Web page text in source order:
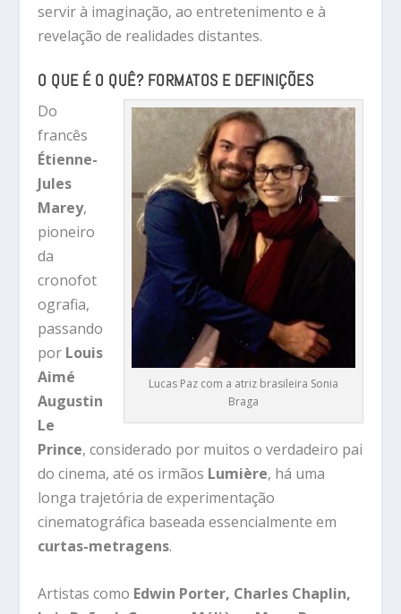
servir à imaginação, ao entretenimento e à
revelação de realidades distantes.
O QUE É O QUÊ? FORMATOS E DEFINIÇÕES
Lucas Paz com a atriz brasileira Sonia
Braga
Do
francês
Étienne-
Jules
Marey,
pioneiro
da
cronofot
ografia,
passando
por Louis
Aimé
Augustin
Le
Prince, considerado por muitos o verdadeiro pai
do cinema, até os irmãos Lumière, há uma
longa trajetória de experimentação
cinematográfica baseada essencialmente em
curtas-metragens.
Artistas como Edwin Porter, Charles Chaplin,